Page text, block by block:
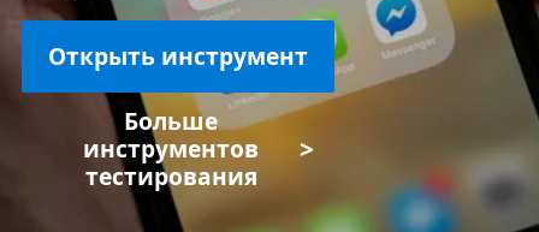
Открыть инструмент
Больше
инструментов
тестирования
>